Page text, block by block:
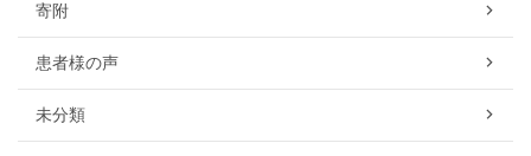
寄附
患者様の声
未分類